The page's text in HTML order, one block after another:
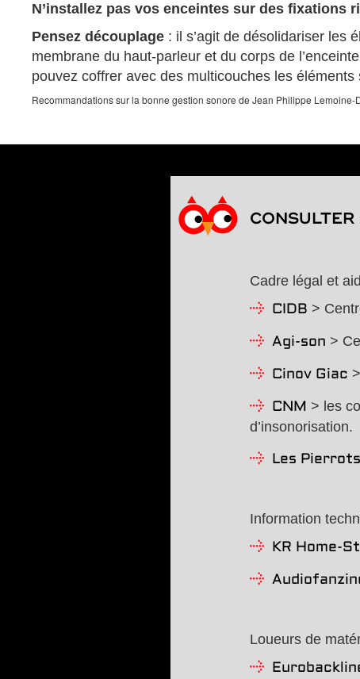
N’installez pas vos enceintes sur des fixations
Pensez découplage : il s’agit de désolidariser les
membrane du haut-parleur et du corps de
pouvez coffrer avec des multicouches les
Recommandations sur la bonne gestion sonore de Jean Philippe Lemoine-
CONSULTER
Cadre légal et
CIDB >
Agi-son >
Cinov Giac
CNM > les
d’insonorisation.
Les
Information
KR Home-
Loueurs de